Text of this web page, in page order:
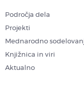
Področja dela
Projekti
Mednarodno
Knjižnica in viri
Aktualno